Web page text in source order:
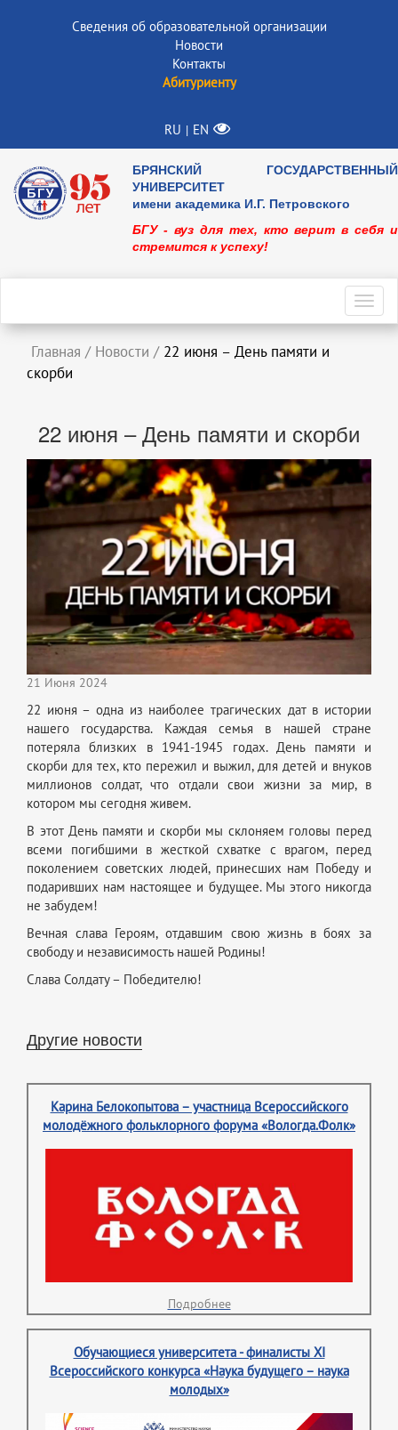
Сведения об образовательной организации
Новости
Контакты
Абитуриенту
RU | EN
БРЯНСКИЙ ГОСУДАРСТВЕННЫЙ
УНИВЕРСИТЕТ
имени академика И.Г. Петровского
БГУ - вуз для тех, кто верит в себя и
стремится к успеху!
Главная / Новости / 22 июня – День памяти и
скорби
22 июня – День памяти и скорби
21 Июня 2024
22 июня – одна из наиболее трагических дат в истории
нашего государства. Каждая семья в нашей стране
потеряла близких в 1941-1945 годах. День памяти и
скорби для тех, кто пережил и выжил, для детей и внуков
миллионов солдат, что отдали свои жизни за мир, в
котором мы сегодня живем.
В этот День памяти и скорби мы склоняем головы перед
всеми погибшими в жесткой схватке с врагом, перед
поколением советских людей, принесших нам Победу и
подаривших нам настоящее и будущее. Мы этого никогда
не забудем!
Вечная слава Героям, отдавшим свою жизнь в боях за
свободу и независимость нашей Родины!
Слава Солдату – Победителю!
Другие новости
Карина Белокопытова – участница Всероссийского
молодёжного фольклорного форума «Вологда.Фолк»
Подробнее
Обучающиеся университета - финалисты XI
Всероссийского конкурса «Наука будущего – наука
молодых»